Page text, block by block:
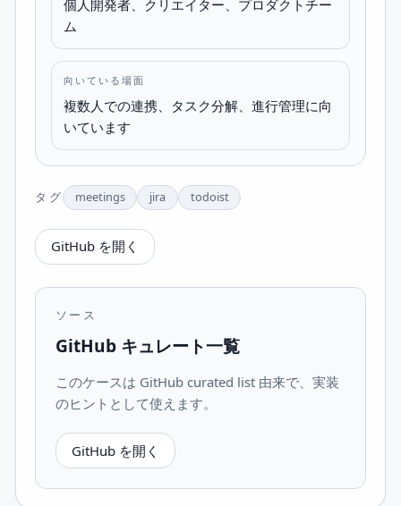
個人開発者、クリエイター、プロダクトチー
ム
向いている場面
複数人での連携、タスク分解、進行管理に向
いています
タグ meetings jira todoist
GitHub を開く
ソース
GitHub キュレート一覧
このケースは GitHub curated list 由来で、実装
のヒントとして使えます。
GitHub を開く